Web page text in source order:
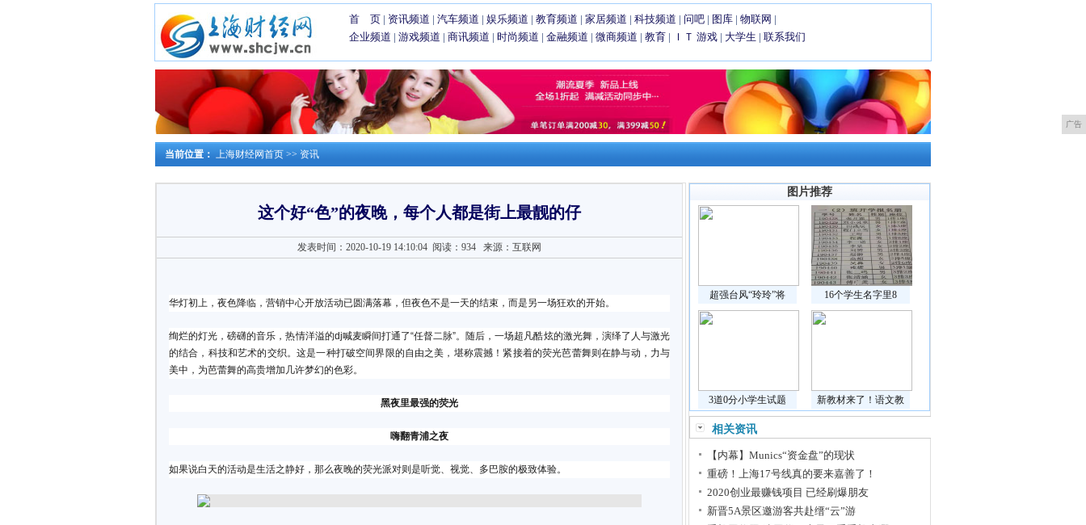
首 页 | 资讯频道 | 汽车频道 | 娱乐频道 | 教育频道 | 家居频道 | 科技频道 | 问吧 | 图库 | 物联网 |
企业频道 | 游戏频道 | 商讯频道 | 时尚频道 | 金融频道 | 微商频道 | 教育 | ＩＴ 游戏 | 大学生 | 联系我们
广告
当前位置： 上海财经网首页 >> 资讯
这个好“色”的夜晚，每个人都是街上最靓的仔
发表时间：2020-10-19 14:10:04 阅读：934 来源：互联网
华灯初上，夜色降临，营销中心开放活动已圆满落幕，但夜色不是一天的结束，而是另一场狂欢的开始。
绚烂的灯光，磅礴的音乐，热情洋溢的dj喊麦瞬间打通了“任督二脉”。随后，一场超凡酷炫的激光舞，演绎了人与激光
的结合，科技和艺术的交织。这是一种打破空间界限的自由之美，堪称震撼！紧接着的荧光芭蕾舞则在静与动，力与
美中，为芭蕾舞的高贵增加几许梦幻的色彩。
黑夜里最强的荧光
嗨翻青浦之夜
如果说白天的活动是生活之静好，那么夜晚的荧光派对则是听觉、视觉、多巴胺的极致体验。
图片推荐
超强台风“玲玲”将 16个学生名字里8
3道0分小学生试题 新教材来了！语文教
相关资讯
【内幕】Munics“资金盘”的现状
重磅！上海17号线真的要来嘉善了！
2020创业最赚钱项目 已经刷爆朋友
新晋5A景区邀游客共赴缙“云”游